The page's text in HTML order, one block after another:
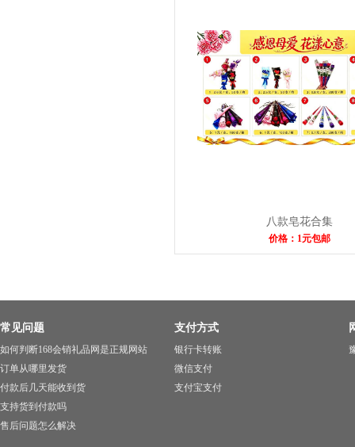
八款皂花合集
价格：1元包邮
常见问题
如何判断168会销礼品网是正规网站
订单从哪里发货
付款后几天能收到货
支持货到付款吗
售后问题怎么解决
支付方式
银行卡转账
微信支付
支付宝支付